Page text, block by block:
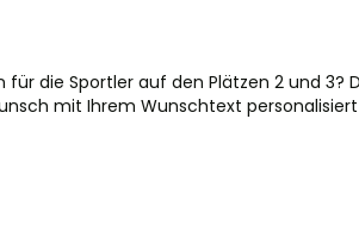
die Sportler auf den Plätzen 2 und 3?
mit Ihrem Wunschtext